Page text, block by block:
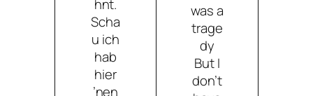
hnt.
Scha
u ich
hab
hier
’nen
was a
trage
dy
But I
don’t